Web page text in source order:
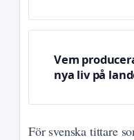
Vem
nya liv på
För svenska tittare